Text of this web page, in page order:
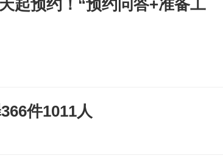
起预约！“预约问答+准备工
件1011人